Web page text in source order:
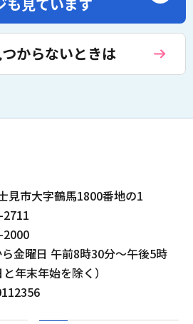
からないときは
見市大字鶴馬1800番地の1
2711
2000
ら金曜日 午前8時30分～午後5時
年末年始を除く）